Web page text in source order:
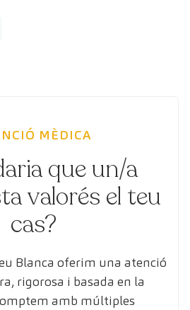
MÈDICA
que un/a
valorés el teu
cas?
Blanca oferim una atenció
rigorosa i basada en la
amb múltiples